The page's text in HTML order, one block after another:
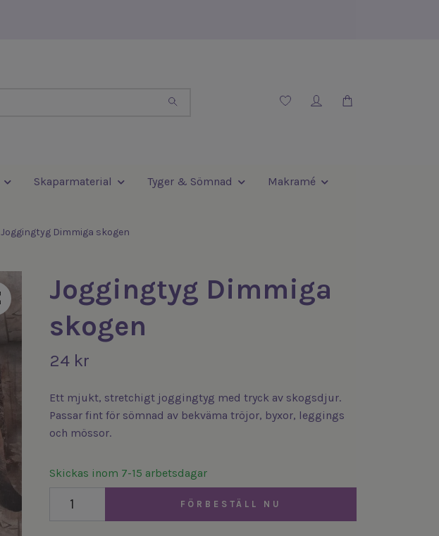
Skaparmaterial Tyger & Sömnad Makramé
Joggingtyg Dimmiga skogen
Joggingtyg Dimmiga
skogen
24 kr
Ett mjukt, stretchigt joggingtyg med tryck av skogsdjur.
Passar fint för sömnad av bekväma tröjor, byxor, leggings
och mössor.
Skickas inom 7-15 arbetsdagar
FÖRBESTÄLL NU